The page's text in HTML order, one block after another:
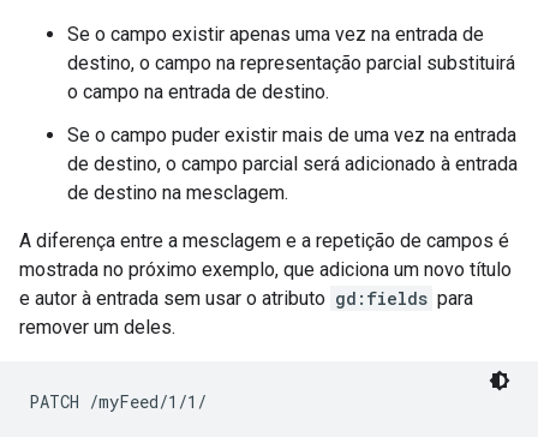
Se o campo existir apenas uma vez na entrada de
destino, o campo na representação parcial substituirá
o campo na entrada de destino.
Se o campo puder existir mais de uma vez na entrada
de destino, o campo parcial será adicionado à entrada
de destino na mesclagem.
A diferença entre a mesclagem e a repetição de campos é
mostrada no próximo exemplo, que adiciona um novo título
e autor à entrada sem usar o atributo gd:fields para
remover um deles.
PATCH /myFeed/1/1/